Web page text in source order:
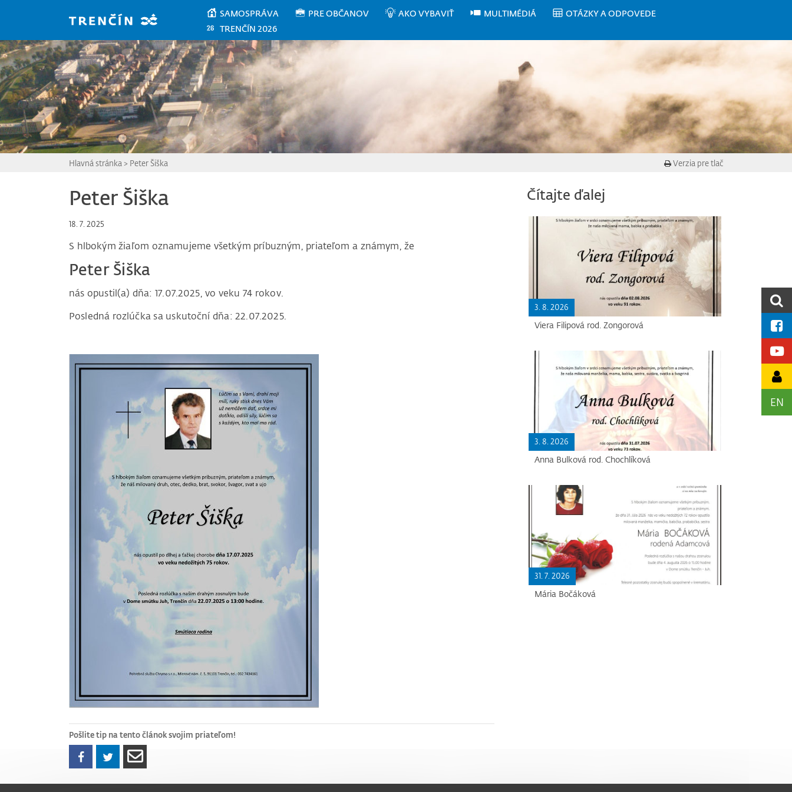
SAMOSPRÁVA PRE OBČANOV AKO VYBAVIŤ MULTIMÉDIÁ
OTÁZKY A ODPOVEDE
TRENČÍN 2026
EN
Hlavná stránka > Peter Šiška Verzia pre tlač
Peter Šiška
18. 7. 2025
S hlbokým žiaľom oznamujeme všetkým príbuzným, priateľom a známym, že
Peter Šiška
nás opustil(a) dňa: 17.07.2025, vo veku 74 rokov.
Posledná rozlúčka sa uskutoční dňa: 22.07.2025.
Pošlite tip na tento článok svojim priateľom!
Čítajte ďalej
3. 8. 2026
Viera Filipová rod. Zongorová
3. 8. 2026
Anna Bulková rod. Chochlíková
31. 7. 2026
Mária Bočáková